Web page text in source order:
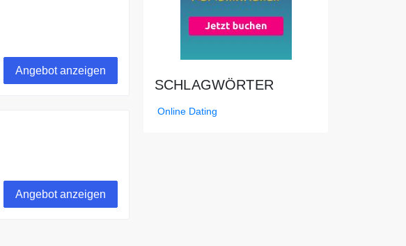
Angebot anzeigen
Angebot anzeigen
SCHLAGWÖRTER
Online Dating